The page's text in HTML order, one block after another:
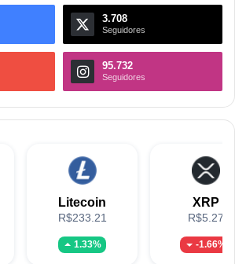
3.708
Seguidores
95.732
Seguidores
Litecoin
R$233.21
1.33%
XRP
R$5.27
-1.66%